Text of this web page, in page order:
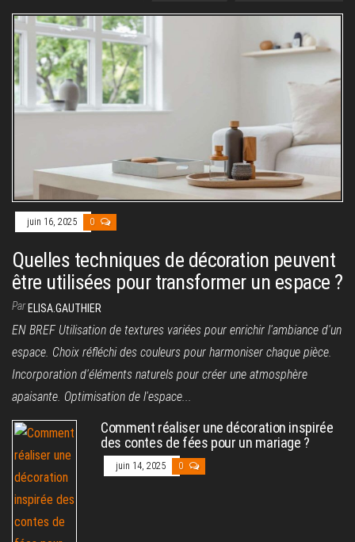
juin 16, 2025 0
Quelles techniques de décoration peuvent
être utilisées pour transformer un espace ?
Par ELISA.GAUTHIER
EN BREF Utilisation de textures variées pour enrichir l'ambiance d'un
espace. Choix réfléchi des couleurs pour harmoniser chaque pièce.
Incorporation d'éléments naturels pour créer une atmosphère
apaisante. Optimisation de l'espace...
Comment réaliser une décoration inspirée
des contes de fées pour un mariage ?
juin 14, 2025 0